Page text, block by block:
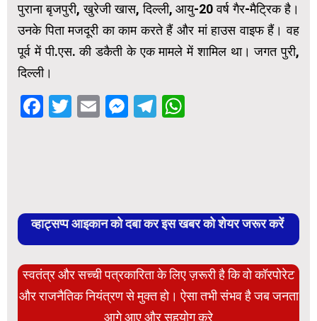
पुराना बृजपुरी, खुरेजी खास, दिल्ली, आयु-20 वर्ष गैर-मैट्रिक है।
उनके पिता मजदूरी का काम करते हैं और मां हाउस वाइफ हैं। वह
पूर्व में पी.एस. की डकैती के एक मामले में शामिल था। जगत पुरी,
दिल्ली।
Facebook
Twitter
EmailMessenger
Telegram
व्हाट्सप्प आइकान को दबा कर इस खबर को शेयर जरूर करें
स्वतंत्र और सच्ची पत्रकारिता के लिए ज़रूरी है कि वो कॉरपोरेट
और राजनैतिक नियंत्रण से मुक्त हो। ऐसा तभी संभव है जब जनता
आगे आए और सहयोग करे